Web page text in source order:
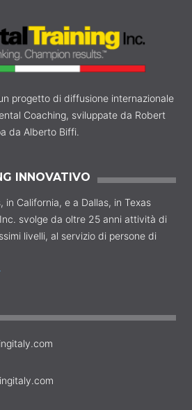
progetto di diffusione internazionale
Coaching, sviluppate da Robert
da Alberto Biffi.
INNOVATIVO
in California, e a Dallas, in Texas
svolge da oltre 25 anni attività di
livelli, al servizio di persone di